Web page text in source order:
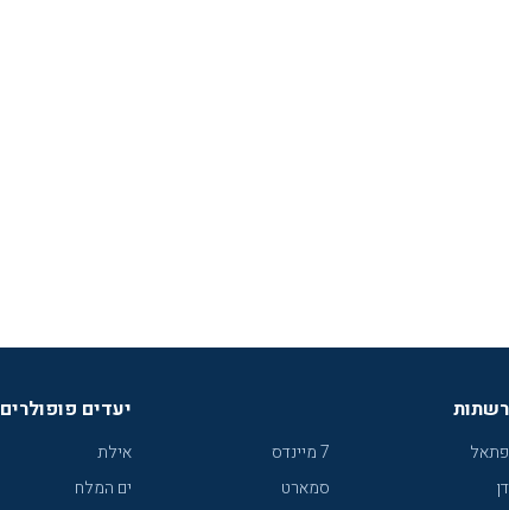
רשתות
פתאל
דן
7 מיינדס
סמארט
יעדים פופולרים
אילת
ים המלח